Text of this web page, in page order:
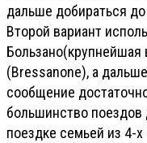
дальше добираться
Второй вариант
Бользано(крупнейшая
(Bressanone), а
сообщение
большинство
поездке семьей из 4-